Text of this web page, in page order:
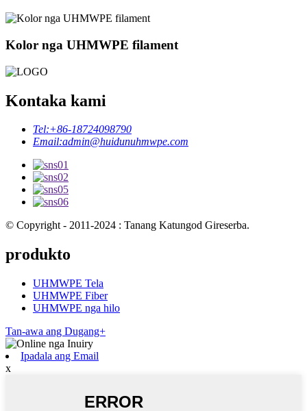
Kolor nga UHMWPE filament
Kontaka kami
Tel:+86-18724098790
Email:admin@huidunuhmwpe.com
© Copyright - 2011-2024 : Tanang Katungod Gireserba.
produkto
UHMWPE Tela
UHMWPE Fiber
UHMWPE nga hilo
Tan-awa ang Dugang+
Ipadala ang Email
x